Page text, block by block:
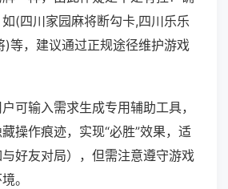
(四川家园麻将断勾卡,四川乐乐
)等，建议通过正规途径维护游戏
可输入需求生成专用辅助工具，
操作痕迹，实现“必胜”效果，适
好友对局），但需注意遵守游戏
。